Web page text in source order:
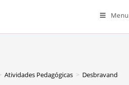
Menu
Atividades Pedagógicas > Desbravando o